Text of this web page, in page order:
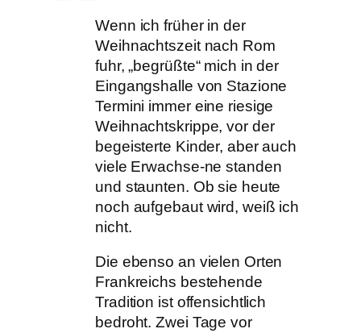
Wenn ich früher in der
Weihnachtszeit nach Rom
fuhr, „begrüßte“ mich in der
Eingangshalle von Stazione
Termini immer eine riesige
Weihnachtskrippe, vor der
begeisterte Kinder, aber auch
viele Erwachse-ne standen
und staunten. Ob sie heute
noch aufgebaut wird, weiß ich
nicht.
Die ebenso an vielen Orten
Frankreichs bestehende
Tradition ist offensichtlich
bedroht. Zwei Tage vor